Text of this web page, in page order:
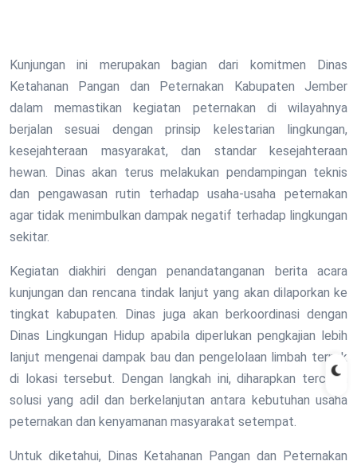
Kunjungan ini merupakan bagian dari komitmen Dinas
Ketahanan Pangan dan Peternakan Kabupaten Jember
dalam memastikan kegiatan peternakan di wilayahnya
berjalan sesuai dengan prinsip kelestarian lingkungan,
kesejahteraan masyarakat, dan standar kesejahteraan
hewan. Dinas akan terus melakukan pendampingan teknis
dan pengawasan rutin terhadap usaha-usaha peternakan
agar tidak menimbulkan dampak negatif terhadap lingkungan
sekitar.
Kegiatan diakhiri dengan penandatanganan berita acara
kunjungan dan rencana tindak lanjut yang akan dilaporkan ke
tingkat kabupaten. Dinas juga akan berkoordinasi dengan
Dinas Lingkungan Hidup apabila diperlukan pengkajian lebih
lanjut mengenai dampak bau dan pengelolaan limbah ternak
di lokasi tersebut. Dengan langkah ini, diharapkan tercipta
solusi yang adil dan berkelanjutan antara kebutuhan usaha
peternakan dan kenyamanan masyarakat setempat.
Untuk diketahui, Dinas Ketahanan Pangan dan Peternakan